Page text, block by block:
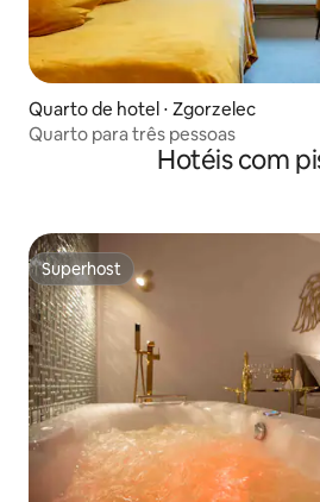
Quarto de hotel ⋅ Zgorzelec
Quarto para três pessoas
Hotéis com
Superhost
Superhost